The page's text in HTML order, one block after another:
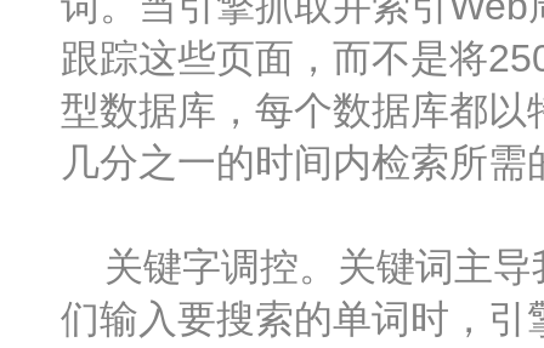
跟踪这些页面，而不是将
型数据库，每个数据库都
几分之一的时间内检索所需
关键字调控。关键词主导
们输入要搜索的单词时，